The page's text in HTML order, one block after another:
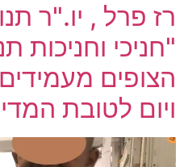
רז פרל , יו."ר
"חניכי וחניכות
הצופים
ויום לטובת